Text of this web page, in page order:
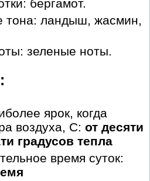
бергамот.
тона: ландыш, жасмин,
зеленые ноты.
ярок, когда
воздуха, С: от десяти
градусов тепла
время суток: